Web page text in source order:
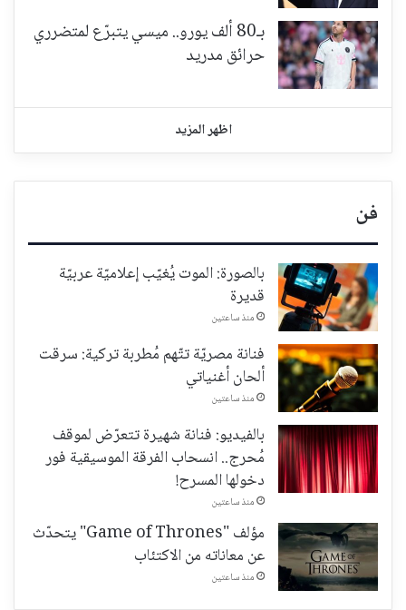
بـ80 ألف يورو.. ميسي يتبرّع لمتضرري
حرائق مدريد
اظهر المزيد
فن
بالصورة: الموت يُغيّب إعلاميّة عربيّة
قديرة
منذ ساعتين
فنانة مصريّة تتّهم مُطربة تركية: سرقت
ألحان أغنياتي
منذ ساعتين
بالفيديو: فنانة شهيرة تتعرّض لموقف
مُحرج.. انسحاب الفرقة الموسيقية فور
دخولها المسرح!
منذ ساعتين
مؤلف "Game of Thrones" يتحدّث
عن معاناته من الاكتئاب
منذ ساعتين